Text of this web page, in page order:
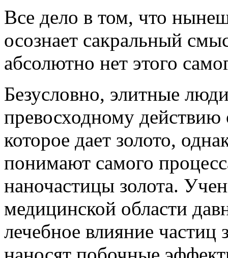
Все дело в том, что
осознает сакральный
абсолютно нет этого
Безусловно, элитные
превосходному
которое дает золото,
понимают самого
наночастицы золота.
медицинской области
лечебное влияние частиц